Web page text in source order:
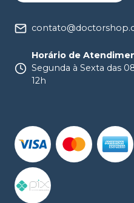
Horário de
Segunda à Sexta das
12h